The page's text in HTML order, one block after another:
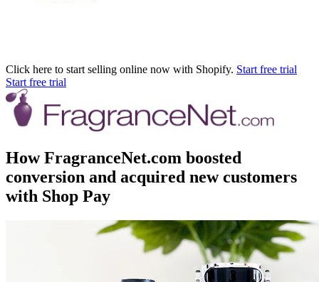
Click here to start selling online now with Shopify. Start free trial
Start free trial
How FragranceNet.com boosted
conversion and acquired new customers
with Shop Pay